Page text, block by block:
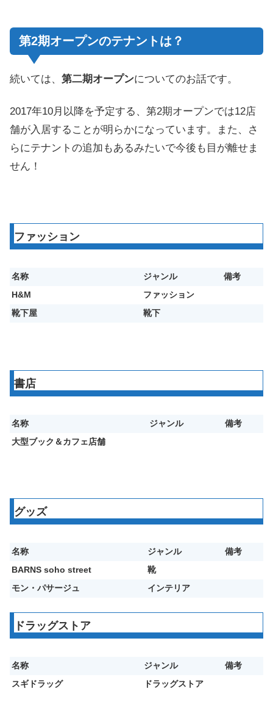
第2期オープンのテナントは？
続いては、 第二期オープンについてのお話です。
2017年10月以降を予定する、第2期オープンでは12店
舗が入居することが明らかになっています。また、さ
らにテナントの追加もあるみたいで今後も目が離せま
せん！
ファッション
名称 ジャンル
備考
H&M
ファッション
靴下屋
靴下
書店
名称 ジャンル
備考
大型ブック＆カフェ店舗
グッズ
名称 ジャンル
備考
BARNS soho street
靴
モン・パサージュ
インテリア
ドラッグストア
名称 ジャンル
備考
スギドラッグ
ドラッグストア